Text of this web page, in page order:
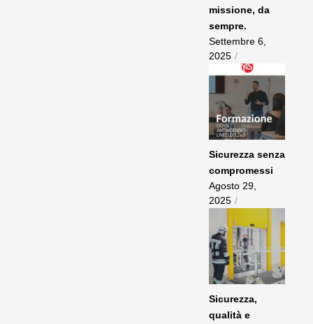
missione, da
sempre.
Settembre 6,
2025 /
Sicurezza senza
compromessi
Agosto 29,
2025 /
Sicurezza,
qualità e